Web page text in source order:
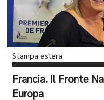
Stampa estera
Francia. Il Fronte
Europa